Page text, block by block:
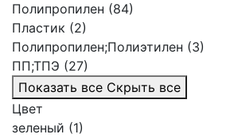
Полипропилен (84)
Пластик (2)
Полипропилен;Полиэтилен (3)
ПП;ТПЭ (27)
Показать все Скрыть все
Цвет
зеленый (1)